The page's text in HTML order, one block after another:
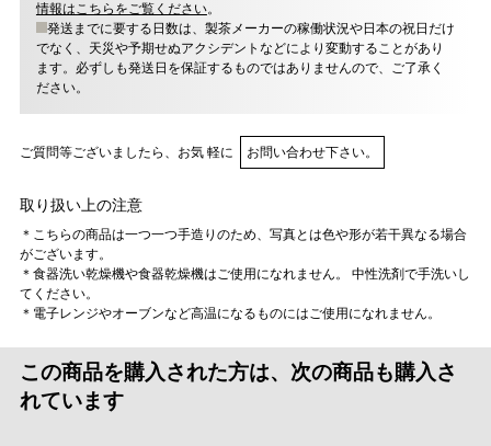
情報はこちらをご覧ください。
発送までに要する日数は、製茶メーカーの稼働状況や日本の祝日だけ
でなく、天災や予期せぬアクシデントなどにより変動することがあり
ます。必ずしも発送日を保証するものではありませんので、ご了承く
ださい。
ご質問等ございましたら、お気 軽に お問い合わせ下さい。
取り扱い上の注意
＊こちらの商品は一つ一つ手造りのため、写真とは色や形が若干異なる場合
がございます。
＊食器洗い乾燥機や食器乾燥機はご使用になれません。 中性洗剤で手洗いし
てください。
＊電子レンジやオーブンなど高温になるものにはご使用になれません。
この商品を購入された方は、次の商品も購入さ
れています